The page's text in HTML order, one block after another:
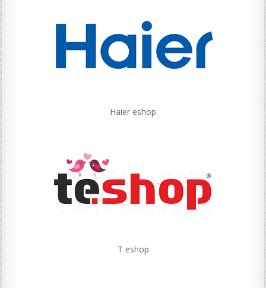
Haier eshop
T eshop